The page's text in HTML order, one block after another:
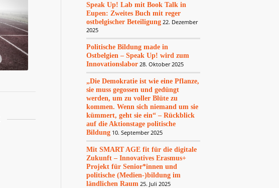
Speak Up! Lab mit Book Talk in
Eupen: Zweites Buch mit reger
ostbelgischer Beteiligung 22. Dezember
2025
Politische Bildung made in
Ostbelgien – Speak Up! wird zum
Innovationslabor 28. Oktober 2025
„Die Demokratie ist wie eine Pflanze,
sie muss gegossen und gedüngt
werden, um zu voller Blüte zu
kommen. Wenn sich niemand um sie
kümmert, geht sie ein“ – Rückblick
auf die Aktionstage politische
Bildung 10. September 2025
Mit SMART AGE fit für die digitale
Zukunft – Innovatives Erasmus+
Projekt für Senior*innen und
politische (Medien-)bildung im
ländlichen Raum 25. Juli 2025